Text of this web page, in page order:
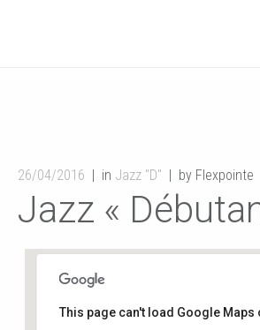
26/04/2016 in Jazz "D" by Flexpointe
Jazz «
This page can't load Google Maps